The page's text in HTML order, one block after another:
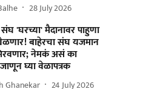
28 July 2026
'घरच्या' मैदानावर पाहुणा
बाहेरचा संघ यजमान
नेमकं असं का
घ्या वेळापत्रक
Ghanekar 24 July 2026